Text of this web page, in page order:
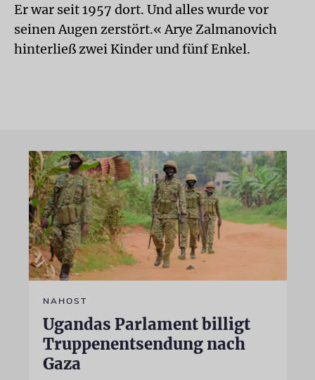
Er war seit 1957 dort. Und alles wurde vor
seinen Augen zerstört.« Arye Zalmanovich
hinterließ zwei Kinder und fünf Enkel.
NAHOST
Ugandas Parlament billigt
Truppenentsendung nach
Gaza